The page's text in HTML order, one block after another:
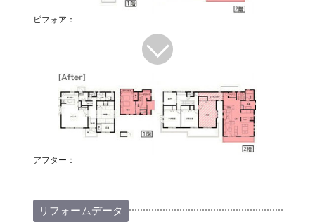
ビフォア：
アフター：
リフォームデータ